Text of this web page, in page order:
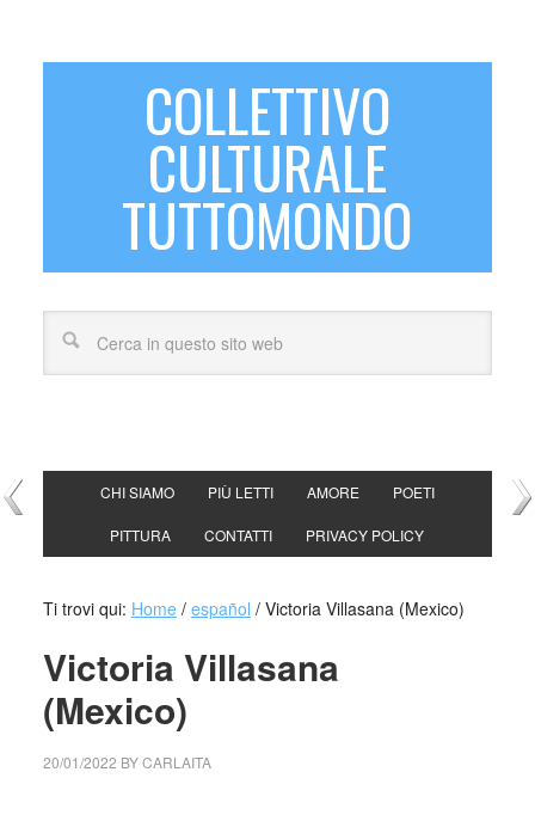
COLLETTIVO
CULTURALE
TUTTOMONDO
CHI SIAMO PIÙ LETTI AMORE POETI
PITTURA CONTATTI PRIVACY POLICY
Ti trovi qui: Home / español /Victoria Villasana (Mexico)
Victoria Villasana
(Mexico)
20/01/2022 BYCARLAITA